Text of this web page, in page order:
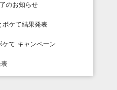
のお知らせ
ボケて結果発表
ケて キャンペーン